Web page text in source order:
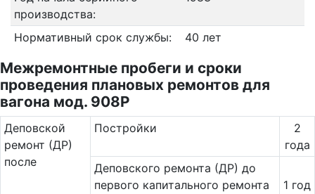
производства:
Нормативный срок службы: 40 лет
Межремонтные пробеги и сроки
проведения плановых ремонтов для
вагона мод. 908Р
Де­повс­кой
ремонт (ДР)
после
Постройки
2
года
Деповского ремонта (ДР) до
первого капитального ремонта
1 год